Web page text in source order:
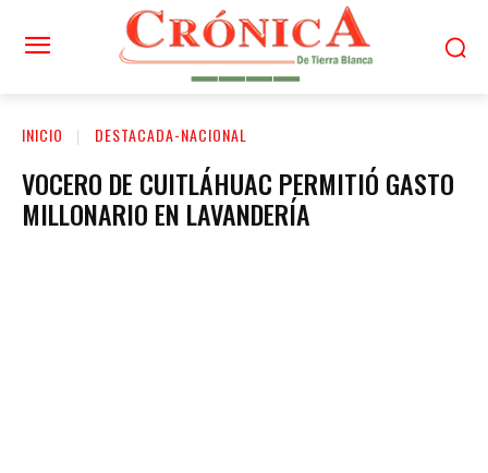
INICIO DESTACADA-NACIONAL
VOCERO DE CUITLÁHUAC PERMITIÓ GASTO
MILLONARIO EN LAVANDERÍA